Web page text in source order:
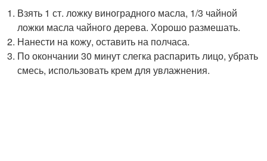
Взять 1 ст. ложку виноградного масла, 1/3 чайной
ложки масла чайного дерева. Хорошо размешать.
Нанести на кожу, оставить на полчаса.
По окончании 30 минут слегка распарить лицо, убрать
смесь, использовать крем для увлажнения.